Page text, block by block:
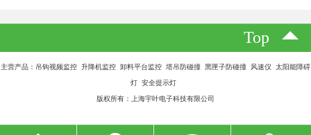
Top
主营产品：吊钩视频监控 升降机监控 卸料平台监控 塔吊防碰撞 黑匣子防碰撞 风速仪 太阳能障碍
灯 安全提示灯
版权所有：上海宇叶电子科技有限公司